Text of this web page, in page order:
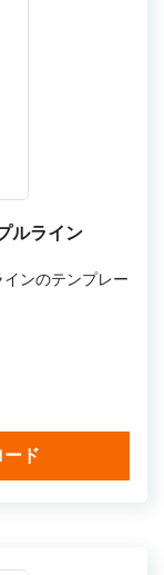
ルライン
ンのテンプレー
ド